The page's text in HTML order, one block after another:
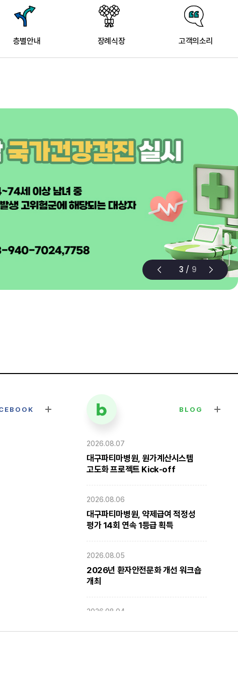
층별안내 장례식장 고객의소리
3 / 9
BLOG
2026.08.07
대구파티마병원, 원가계산시스템
고도화 프로젝트 Kick-off
2026.08.06
대구파티마병원, 약제급여 적정성
평가 14회 연속 1등급 획득
2026.08.05
2026년 환자안전문화 개선 워크숍
개최
2026.08.04